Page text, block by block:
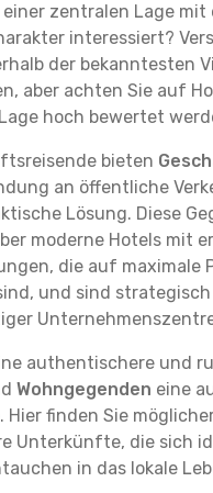
einer zentralen Lage mit
interessiert?
der bekanntesten
aber achten Sie auf
hoch bewertet
bieten
an öffentliche
Lösung. Diese
moderne Hotels mit
die auf maximale
und sind
authentischere und
Wohngegenden eine
finden Sie
Unterkünfte, die sich
in das lokale